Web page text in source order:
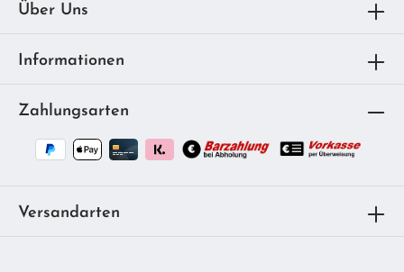
Über Uns
Informationen
Zahlungsarten
Versandarten